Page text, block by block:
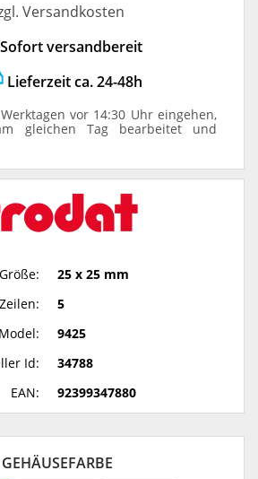
Versandkosten
Sofort versandbereit
Lieferzeit ca. 24-48h
vor 14:30 Uhr eingehen,
gleichen Tag bearbeitet und
Größe:
25 x 25 mm
Zeilen:
5
Model:
9425
Id:
34788
EAN:
92399347880
GEHÄUSEFARBE